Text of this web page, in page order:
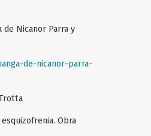
de Nicanor Parra y
de-nicanor-parra-
Obra